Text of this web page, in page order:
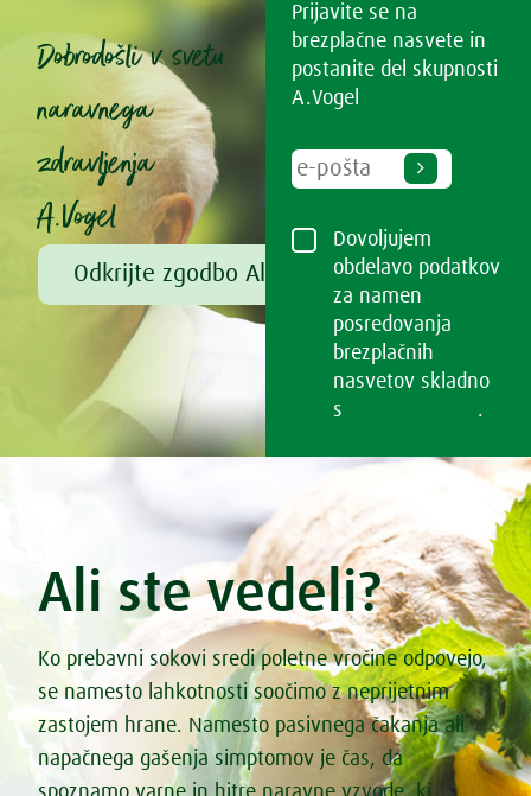
Dobrodošli v svetu
naravnega
zdravljenja
A.Vogel
Odkrijte zgodbo Alfreda Vogla
Prijavite se na
brezplačne nasvete in
postanite del skupnosti
A.Vogel
Dovoljujem
obdelavo podatkov
za namen
posredovanja
brezplačnih
nasvetov skladno
s
.
Ali ste vedeli?
Ko prebavni sokovi sredi poletne vročine odpovejo,
se namesto lahkotnosti soočimo z neprijetnim
zastojem hrane. Namesto pasivnega čakanja ali
napačnega gašenja simptomov je čas, da